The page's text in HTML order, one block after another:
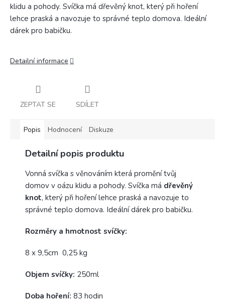
klidu a pohody. Svíčka má dřevěný knot, který při hoření
lehce praská a navozuje to správné teplo domova. Ideální
dárek pro babičku.
Detailní informace
ZEPTAT SE SDÍLET
Popis Hodnocení Diskuze
Detailní popis produktu
Vonná svíčka s věnováním která promění tvůj
domov v oázu klidu a pohody. Svíčka má dřevěný
knot, který při hoření lehce praská a navozuje to
správné teplo domova. Ideální dárek pro babičku.
Rozměry a hmotnost svíčky:
8 x 9,5cm 0,25 kg
Objem svíčky: 250ml
Doba hoření: 83 hodin